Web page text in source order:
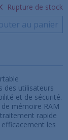
Rupture de stock
au panier
des utilisateurs
et de sécurité.
mémoire RAM
rapide
les